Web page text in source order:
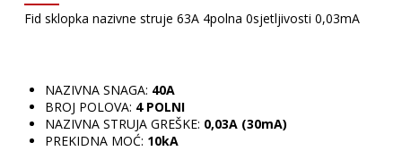
Fid sklopka nazivne struje 63A 4polna 0sjetljivosti 0,03mA
NAZIVNA SNAGA: 40A
BROJ POLOVA: 4 POLNI
NAZIVNA STRUJA GREŠKE: 0,03A (30mA)
PREKIDNA MOĆ: 10kA